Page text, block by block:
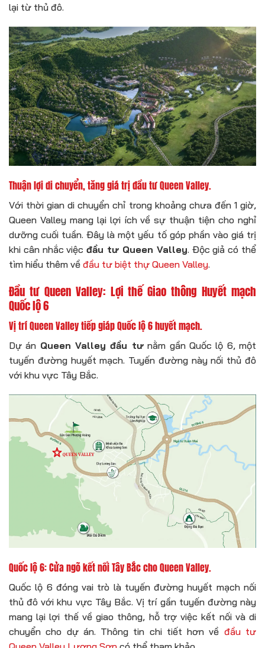
lại từ thủ đô.
Thuận lợi di chuyển, tăng giá trị đầu tư Queen Valley.
Với thời gian di chuyển chỉ trong khoảng chưa đến 1 giờ,
Queen Valley mang lại lợi ích về sự thuận tiện cho nghỉ
dưỡng cuối tuần. Đây là một yếu tố góp phần vào giá trị
khi cân nhắc việcđầu tư Queen Valley. Độc giả có thể
tìm hiểu thêm về đầu tư biệt thự Queen Valley.
Đầu tư Queen Valley: Lợi thế Giao thông Huyết mạch
Quốc lộ 6
Vị trí Queen Valley tiếp giáp Quốc lộ 6 huyết mạch.
Dự án Queen Valley đầu tưnằm gần Quốc lộ 6, một
tuyến đường huyết mạch. Tuyến đường này nối thủ đô
với khu vực Tây Bắc.
Quốc lộ 6: Cửa ngõ kết nối Tây Bắc cho Queen Valley.
Quốc lộ 6 đóng vai trò là tuyến đường huyết mạch nối
thủ đô với khu vực Tây Bắc. Vị trí gần tuyến đường này
mang lại lợi thế về giao thông, hỗ trợ việc kết nối và di
chuyển cho dự án. Thông tin chi tiết hơn về đầu tư